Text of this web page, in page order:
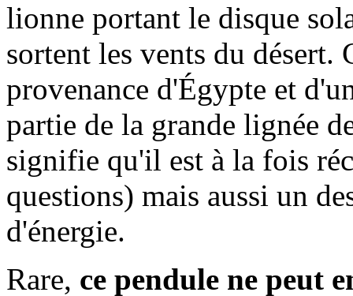
lionne portant le disque
sortent les vents du désert.
provenance d'Égypte et
partie de la grande lignée
signifie qu'il est à la fois
questions) mais aussi un
d'énergie.
Rare, ce pendule ne peut